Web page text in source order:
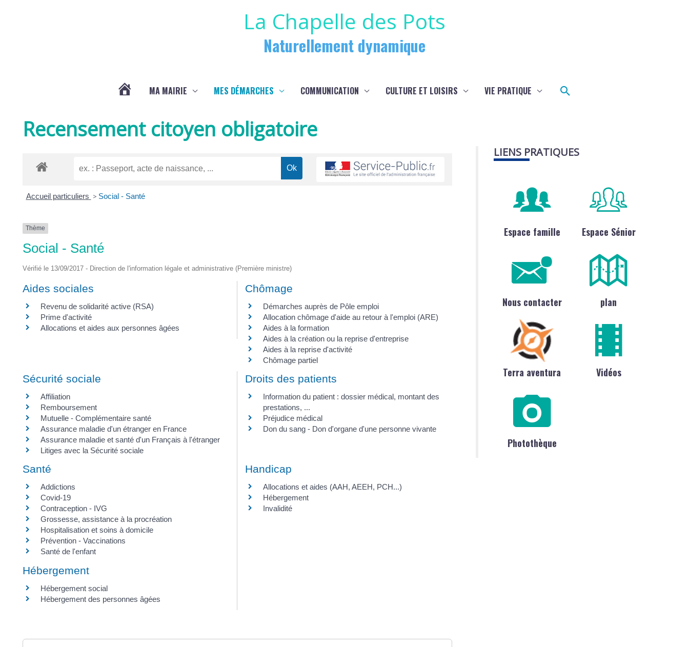
La Chapelle des Pots
Naturellement dynamique
DE
LA
POTS
MA MAIRIE MES DÉMARCHES COMMUNICATION CULTURE ET LOISIRS VIE PRATIQUE Rechercher
Recensement citoyen obligatoire
Accueil particuliers > Social - Santé
Thème
Social - Santé
Vérifié le 13/09/2017 - Direction de l'information légale et administrative (Première ministre)
Aides sociales
Revenu de solidarité active (RSA)
Prime d'activité
Allocations et aides aux personnes âgées
Chômage
Démarches auprès de Pôle emploi
Allocation chômage d'aide au retour à l'emploi (ARE)
Aides à la formation
Aides à la création ou la reprise d'entreprise
Aides à la reprise d'activité
Chômage partiel
Sécurité sociale
Affiliation
Remboursement
Mutuelle - Complémentaire santé
Assurance maladie d'un étranger en France
Assurance maladie et santé d'un Français à l'étranger
Litiges avec la Sécurité sociale
Droits des patients
Information du patient : dossier médical, montant des
prestations, ...
Préjudice médical
Don du sang - Don d'organe d'une personne vivante
Santé
Addictions
Covid-19
Contraception - IVG
Grossesse, assistance à la procréation
Hospitalisation et soins à domicile
Prévention - Vaccinations
Santé de l'enfant
Handicap
Allocations et aides (AAH, AEEH, PCH...)
Hébergement
Invalidité
Hébergement
Hébergement social
Hébergement des personnes âgées
LIENS PRATIQUES
Espace famille Espace Sénior
Nous contacter plan
Terra aventura Vidéos
Photothèque